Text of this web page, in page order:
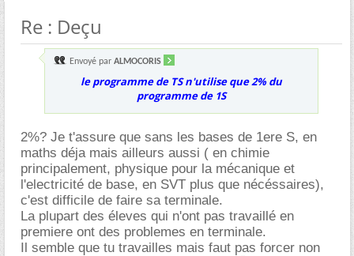
Re : Deçu
Envoyé par ALMOCORIS
le programme de TS n'utilise que 2% du
programme de 1S
2%? Je t'assure que sans les bases de 1ere S, en
maths déja mais ailleurs aussi ( en chimie
principalement, physique pour la mécanique et
l'electricité de base, en SVT plus que nécéssaires),
c'est difficile de faire sa terminale.
La plupart des éleves qui n'ont pas travaillé en
premiere ont des problemes en terminale.
Il semble que tu travailles mais faut pas forcer non